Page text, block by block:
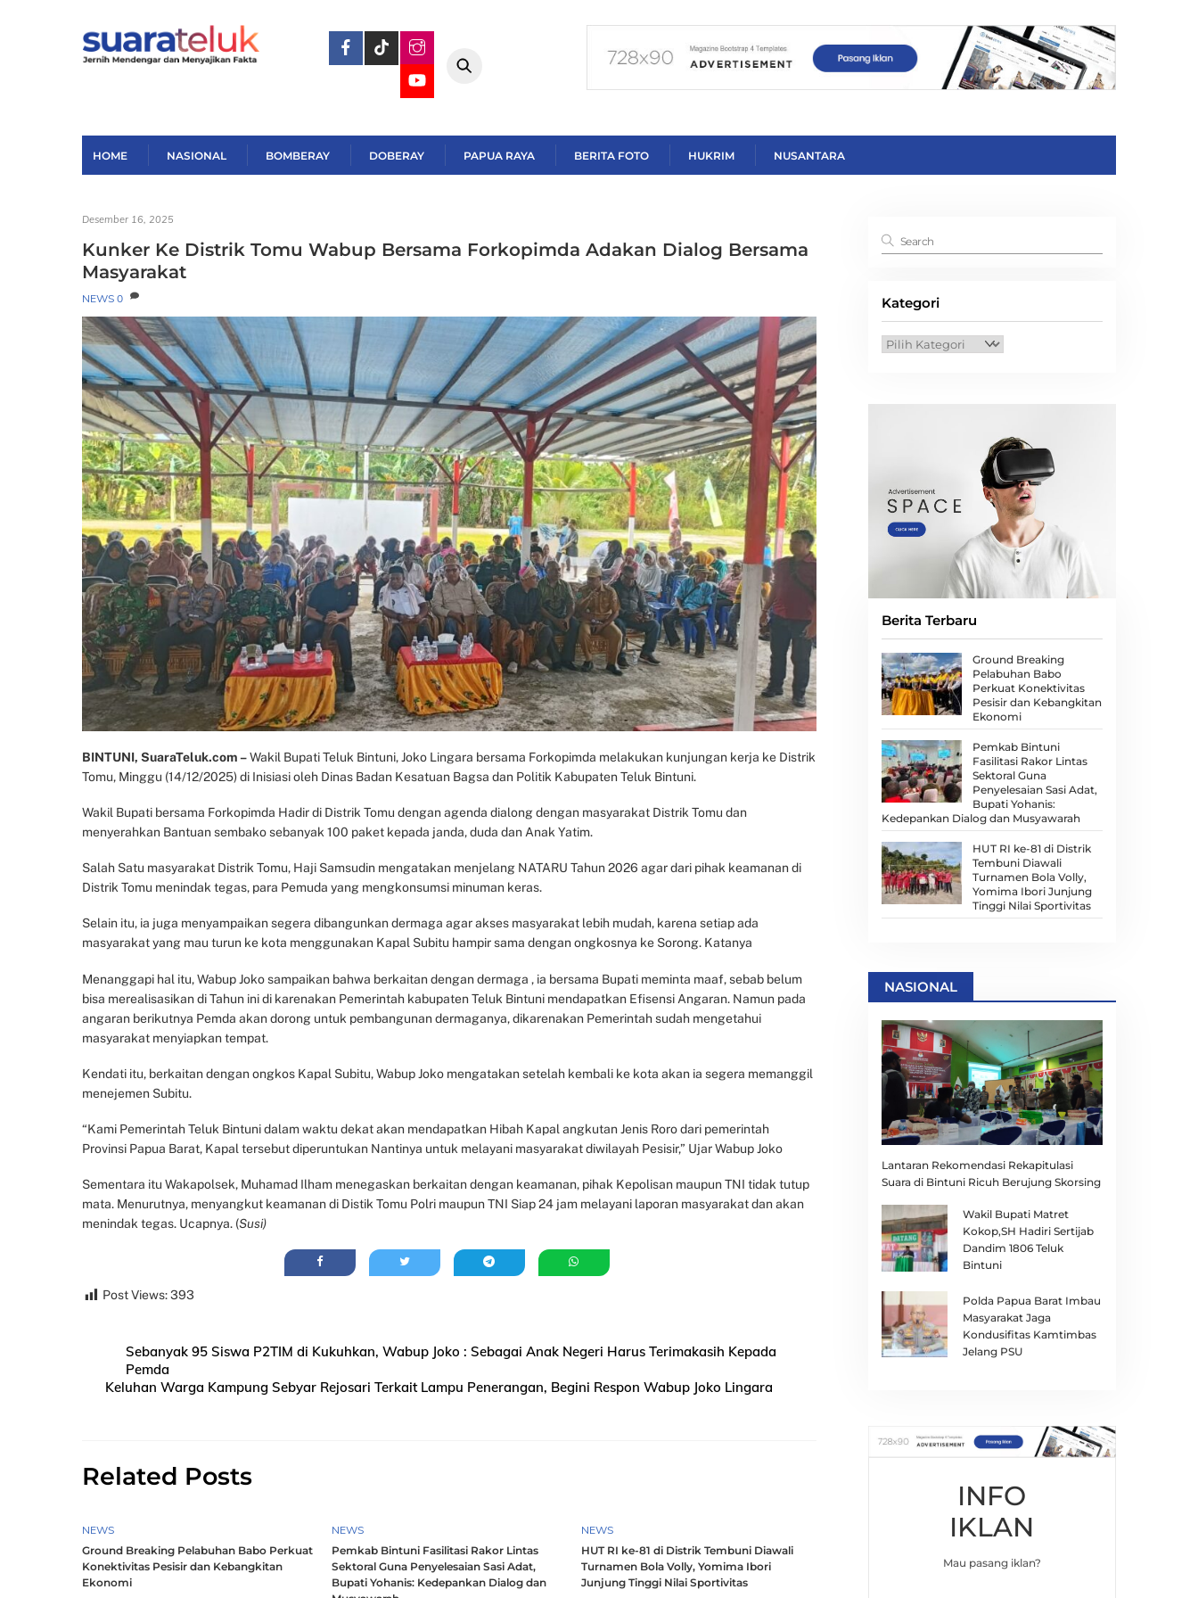
HOME NASIONAL BOMBERAY DOBERAY PAPUA RAYA BERITA FOTO HUKRIM NUSANTARA
Desember 16, 2025
Kunker Ke Distrik Tomu Wabup Bersama Forkopimda Adakan Dialog Bersama
Masyarakat
NEWS 0
BINTUNI, SuaraTeluk.com –Wakil Bupati Teluk Bintuni, Joko Lingara bersama Forkopimda melakukan kunjungan kerja ke Distrik
Tomu, Minggu (14/12/2025) di Inisiasi oleh Dinas Badan Kesatuan Bagsa dan Politik Kabupaten Teluk Bintuni.
Wakil Bupati bersama Forkopimda Hadir di Distrik Tomu dengan agenda dialong dengan masyarakat Distrik Tomu dan
menyerahkan Bantuan sembako sebanyak 100 paket kepada janda, duda dan Anak Yatim.
Salah Satu masyarakat Distrik Tomu, Haji Samsudin mengatakan menjelang NATARU Tahun 2026 agar dari pihak keamanan di
Distrik Tomu menindak tegas, para Pemuda yang mengkonsumsi minuman keras.
Selain itu, ia juga menyampaikan segera dibangunkan dermaga agar akses masyarakat lebih mudah, karena setiap ada
masyarakat yang mau turun ke kota menggunakan Kapal Subitu hampir sama dengan ongkosnya ke Sorong. Katanya
Menanggapi hal itu, Wabup Joko sampaikan bahwa berkaitan dengan dermaga , ia bersama Bupati meminta maaf, sebab belum
bisa merealisasikan di Tahun ini di karenakan Pemerintah kabupaten Teluk Bintuni mendapatkan Efisensi Angaran. Namun pada
angaran berikutnya Pemda akan dorong untuk pembangunan dermaganya, dikarenakan Pemerintah sudah mengetahui
masyarakat menyiapkan tempat.
Kendati itu, berkaitan dengan ongkos Kapal Subitu, Wabup Joko mengatakan setelah kembali ke kota akan ia segera memanggil
menejemen Subitu.
“Kami Pemerintah Teluk Bintuni dalam waktu dekat akan mendapatkan Hibah Kapal angkutan Jenis Roro dari pemerintah
Provinsi Papua Barat, Kapal tersebut diperuntukan Nantinya untuk melayani masyarakat diwilayah Pesisir,” Ujar Wabup Joko
Sementara itu Wakapolsek, Muhamad Ilham menegaskan berkaitan dengan keamanan, pihak Kepolisan maupun TNI tidak tutup
mata. Menurutnya, menyangkut keamanan di Distik Tomu Polri maupun TNI Siap 24 jam melayani laporan masyarakat dan akan
menindak tegas. Ucapnya. (Susi)
Post Views:393
Sebanyak 95 Siswa P2TIM di Kukuhkan, Wabup Joko : Sebagai Anak Negeri Harus Terimakasih Kepada
Pemda
Keluhan Warga Kampung Sebyar Rejosari Terkait Lampu Penerangan, Begini Respon Wabup Joko Lingara
Related Posts
NEWS
Ground Breaking Pelabuhan Babo Perkuat
Konektivitas Pesisir dan Kebangkitan
Ekonomi
NEWS
Pemkab Bintuni Fasilitasi Rakor Lintas
Sektoral Guna Penyelesaian Sasi Adat,
Bupati Yohanis: Kedepankan Dialog dan
NEWS
HUT RI ke-81 di Distrik Tembuni Diawali
Turnamen Bola Volly, Yomima Ibori
Junjung Tinggi Nilai Sportivitas
Kategori
Kategori
Berita Terbaru
Ground Breaking
Pelabuhan Babo
Perkuat Konektivitas
Pesisir dan Kebangkitan
Ekonomi
Pemkab Bintuni
Fasilitasi Rakor Lintas
Sektoral Guna
Penyelesaian Sasi Adat,
Bupati Yohanis:
Kedepankan Dialog dan Musyawarah
HUT RI ke-81 di Distrik
Tembuni Diawali
Turnamen Bola Volly,
Yomima Ibori Junjung
Tinggi Nilai Sportivitas
NASIONAL
Lantaran Rekomendasi Rekapitulasi
Suara di Bintuni Ricuh Berujung Skorsing
Wakil Bupati Matret
Kokop,SH Hadiri Sertijab
Dandim 1806 Teluk
Bintuni
Polda Papua Barat Imbau
Masyarakat Jaga
Kondusifitas Kamtimbas
Jelang PSU
INFO
IKLAN
Mau pasang iklan?